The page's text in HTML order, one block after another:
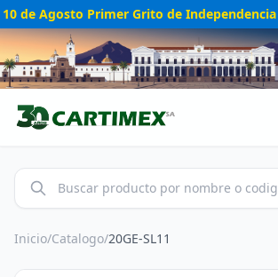
10 de Agosto Primer Grito de
Inicio/Catalogo/20GE-SL11